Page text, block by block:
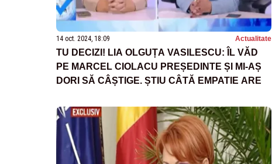
14 oct. 2024, 18:09 Actualitate
TU DECIZI! LIA OLGUȚA VASILESCU: ÎL VĂD
PE MARCEL CIOLACU PREȘEDINTE ȘI MI-AȘ
DORI SĂ CÂȘTIGE. ȘTIU CÂTĂ EMPATIE ARE